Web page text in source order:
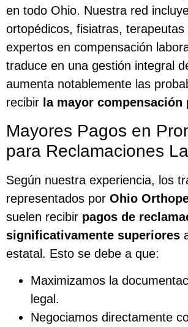
en todo Ohio. Nuestra red
ortopédicos, fisiatras, terapeutas
expertos en compensación
traduce en una gestión integral
aumenta notablemente las
recibir la mayor compensación
Mayores Pagos en
para Reclamaciones
Según nuestra experiencia, los
representados por Ohio
suelen recibir pagos de
significativamente superiores
estatal. Esto se debe a que:
Maximizamos la
legal.
Negociamos directamente